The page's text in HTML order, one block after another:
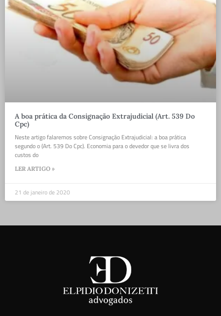
A boa prática da Consignação Extrajudicial (Art. 539 Do
Cpc)
Neste artigo falaremos sobre Consignação Extrajudicial: a boa prática
segundo o (Art. 539 Do Cpc). Economia para o devedor que se livra dos
custos do
LER ARTIGO »
21 de janeiro de 2020